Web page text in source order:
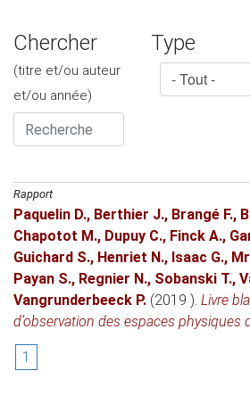
Chercher
(titre et/ou auteur
et/ou année)
Type
Rapport
Paquelin D., Berthier J., Brangé F.,
Chapotot M., Dupuy C., Finck A.,
Guichard S., Henriet N., Isaac G.,
Payan S., Regnier N., Sobanski T.,
Vangrunderbeeck P. (2019 ). Livre
d’observation des espaces physiques
1